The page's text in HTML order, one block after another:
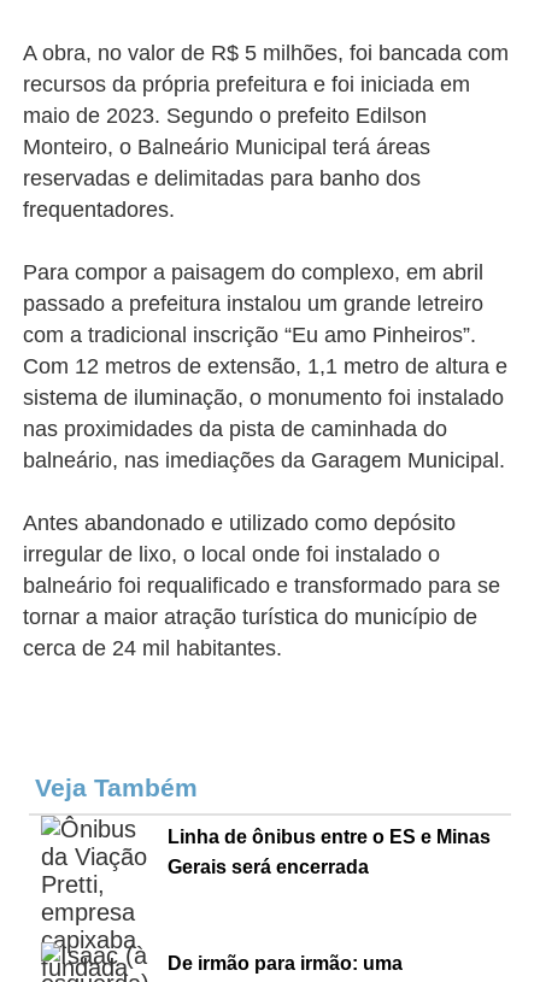
A obra, no valor de R$ 5 milhões, foi bancada com
recursos da própria prefeitura e foi iniciada em
maio de 2023. Segundo o prefeito Edilson
Monteiro, o Balneário Municipal terá áreas
reservadas e delimitadas para banho dos
frequentadores.
Para compor a paisagem do complexo, em abril
passado a prefeitura instalou um grande letreiro
com a tradicional inscrição “Eu amo Pinheiros”.
Com 12 metros de extensão, 1,1 metro de altura e
sistema de iluminação, o monumento foi instalado
nas proximidades da pista de caminhada do
balneário, nas imediações da Garagem Municipal.
Antes abandonado e utilizado como depósito
irregular de lixo, o local onde foi instalado o
balneário foi requalificado e transformado para se
tornar a maior atração turística do município de
cerca de 24 mil habitantes.
Veja Também
Linha de ônibus entre o ES e Minas
Gerais será encerrada
De irmão para irmão: uma